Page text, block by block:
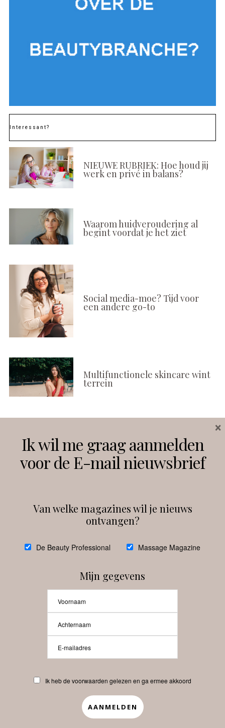
Interessant?
NIEUWE RUBRIEK: Hoe houd jij
werk en privé in balans?
Waarom huidveroudering al
begint voordat je het ziet
Social media-moe? Tijd voor
een andere go-to
Multifunctionele skincare wint
terrein
Instagram Facebook
debeautyprofessional
Beauty-Pro.nl
Abonneren Contact
APP
Ik wil me graag aanmelden
voor de E-mail nieuwsbrief
Van welke magazines wil je nieuws
ontvangen?
De Beauty Professional Massage Magazine
Mijn gegevens
Ik heb de voorwaarden gelezen en ga ermee akkoord
×